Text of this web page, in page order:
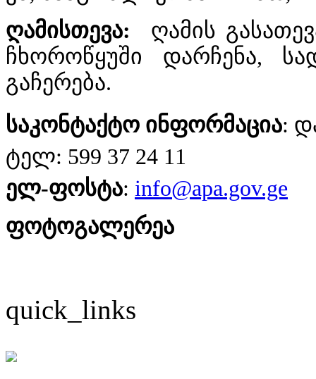
ღამისთევა: ღამის
ჩხოროწყუში დარჩენა,
გაჩერება.
საკონტაქტო ინფორმაცია:
ტელ: 599 37 24 11
ელ-ფოსტა: info@apa.gov.ge
ფოტოგალერეა
quick_links